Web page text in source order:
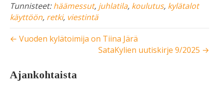
Tunnisteet:häämessut, juhlatila, koulutus, kylätalot
käyttöön, retki, viestintä
← Vuoden kylätoimija on Tiina Järä
SataKylien uutiskirje 9/2025 →
Ajankohtaista